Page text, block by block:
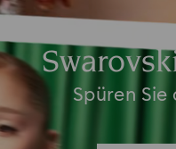
Spüren Sie